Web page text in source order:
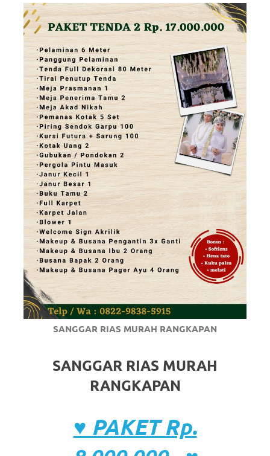
SANGGAR RIAS MURAH RANGKAPAN
SANGGAR RIAS MURAH
RANGKAPAN
♥ PAKET Rp.